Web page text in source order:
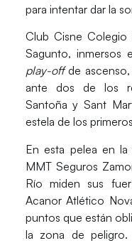
para intentar dar la
Club Cisne Colegio
Sagunto, inmersos
play-offde
ante dos de los
Santoña ySant
estela de los
En esta pelea en
MMT Seguros
Río miden sus
Acanor Atlético
puntos que están
la zona de peligro.